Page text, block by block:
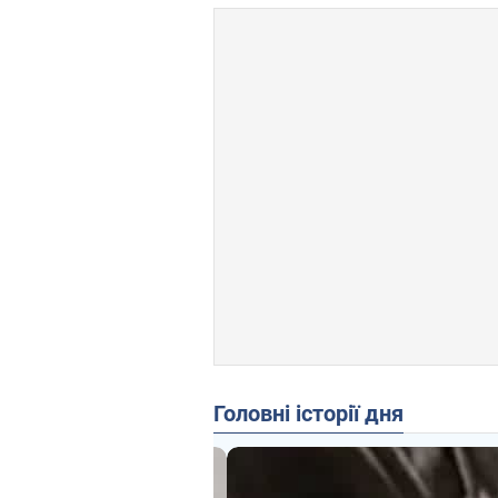
Головні історії дня